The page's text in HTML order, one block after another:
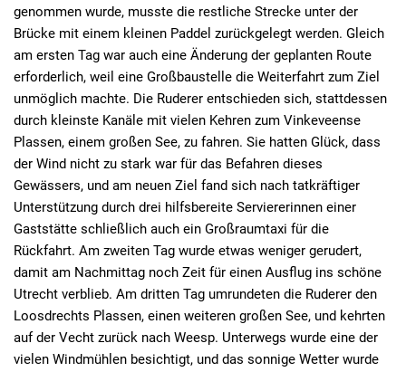
genommen wurde, musste die restliche Strecke unter der
Brücke mit einem kleinen Paddel zurückgelegt werden. Gleich
am ersten Tag war auch eine Änderung der geplanten Route
erforderlich, weil eine Großbaustelle die Weiterfahrt zum Ziel
unmöglich machte. Die Ruderer entschieden sich, stattdessen
durch kleinste Kanäle mit vielen Kehren zum Vinkeveense
Plassen, einem großen See, zu fahren. Sie hatten Glück, dass
der Wind nicht zu stark war für das Befahren dieses
Gewässers, und am neuen Ziel fand sich nach tatkräftiger
Unterstützung durch drei hilfsbereite Serviererinnen einer
Gaststätte schließlich auch ein Großraumtaxi für die
Rückfahrt. Am zweiten Tag wurde etwas weniger gerudert,
damit am Nachmittag noch Zeit für einen Ausflug ins schöne
Utrecht verblieb. Am dritten Tag umrundeten die Ruderer den
Loosdrechts Plassen, einen weiteren großen See, und kehrten
auf der Vecht zurück nach Weesp. Unterwegs wurde eine der
vielen Windmühlen besichtigt, und das sonnige Wetter wurde